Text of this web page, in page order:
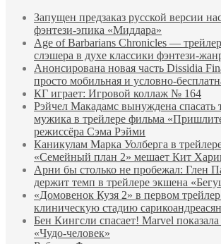
Запущен предзаказ русской версии
фэнтези-эпика «Миддара»
Age of Barbarians Chronicles —
слэшера в духе классики фэнтези-
Анонсирована новая часть Dissidia
просто мобильная и условно-
КГ играет: Игровой коллаж № 164
Рэйчел Макадамс вынуждена спасать
мужика в трейлере фильма
режиссёра Сэма Рэйми
Каникулам Марка Уолберга в
«Семейный план 2» мешает Кит
Арни бы столько не пробежал: Глен
держит темп в трейлере экшена
«Домовенок Кузя 2» в первом
клиническую стадию
Бен Кингсли спасает! Marvel показала
«Чудо-человек»